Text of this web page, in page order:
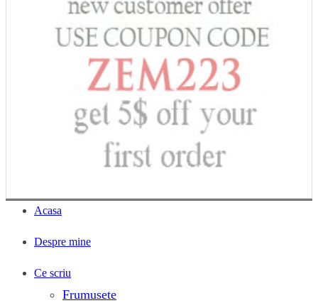
Acasa
Despre mine
Ce scriu
Frumusete